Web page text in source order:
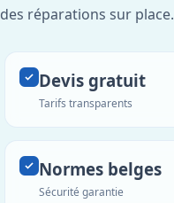
réparations sur place.
Devis gratuit
Tarifs transparents
Normes belges
Sécurité garantie